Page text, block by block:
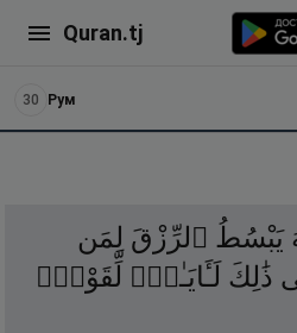
Quran.tj
30 Рум
يَبْسُطُ ٱلرِّزْقَ لِمَن
ذَٰلِكَ لَـَٔايَـٰتٍۢ لِّقَوْمٍۢ